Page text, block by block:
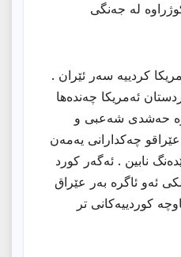
لە جەنگی
کردییە سەر ئێران .
ئەمریکا چەندەها
حەشدی شەعبی و
چەکدارانی یەمەن
نابین . ئەگەر کورد
ئەو ئاگرە بەر عێراق
کوردییەکانی تر